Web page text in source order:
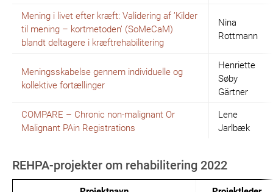
Mening i livet efter kræft: Validering af ’Kilder
til mening – kortmetoden’ (SoMeCaM)
blandt deltagere i kræftrehabilitering
Nina
Rottmann
Meningsskabelse gennem individuelle og
kollektive fortællinger
Henriette
Søby
Gärtner
COMPARE – Chronic non-malignant Or
Malignant PAin Registrations
Lene
Jarlbæk
REHPA-projekter om rehabilitering 2022